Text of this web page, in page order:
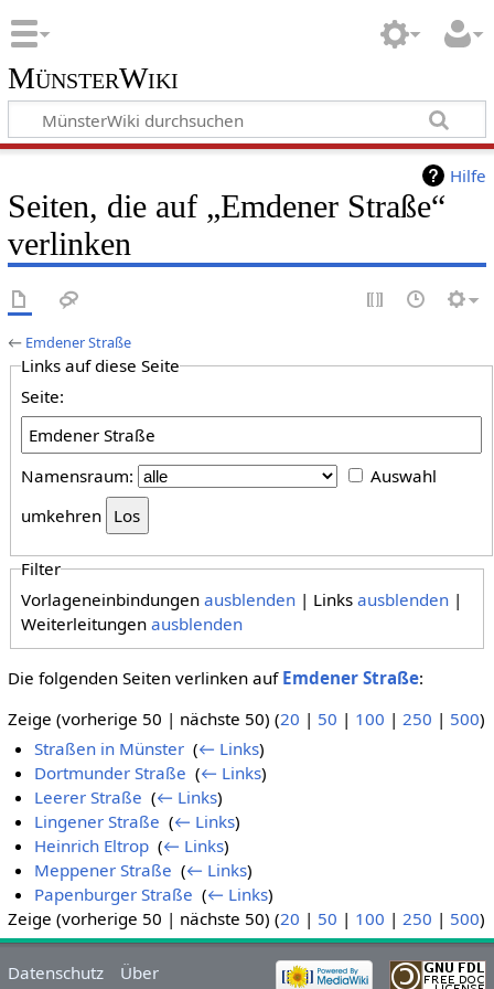
MünsterWiki
Hilfe
Seiten, die auf „Emdener Straße“
verlinken
← Emdener Straße
Links auf diese Seite
Seite:
Namensraum:
Auswahl
umkehren
Filter
Vorlageneinbindungenausblenden | Linksausblenden |
Weiterleitungenausblenden
Die folgenden Seiten verlinken auf Emdener Straße:
Zeige (vorherige 50 | nächste 50) (20 | 50 | 100 | 250 | 500)
Straßen in Münster ‎(← Links)
Dortmunder Straße ‎(← Links)
Leerer Straße ‎(← Links)
Lingener Straße ‎(← Links)
Heinrich Eltrop ‎(← Links)
Meppener Straße ‎(← Links)
Papenburger Straße ‎(← Links)
Zeige (vorherige 50 | nächste 50) (20 | 50 | 100 | 250 | 500)
Datenschutz Über